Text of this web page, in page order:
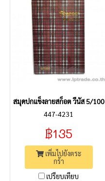
สมุดปกแข็งลายสก็อต วีนัส 5/100
447-4231
฿135
เพิ่มไปยังตระ
กร้า
เปรียบเทียบ